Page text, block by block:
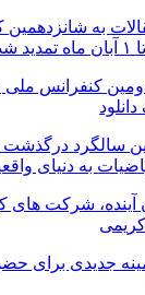
به شانزدهمین
کنفرانس
سالگرد درگذشت
به دنیای
آینده، شرکت های
جدیدی برای